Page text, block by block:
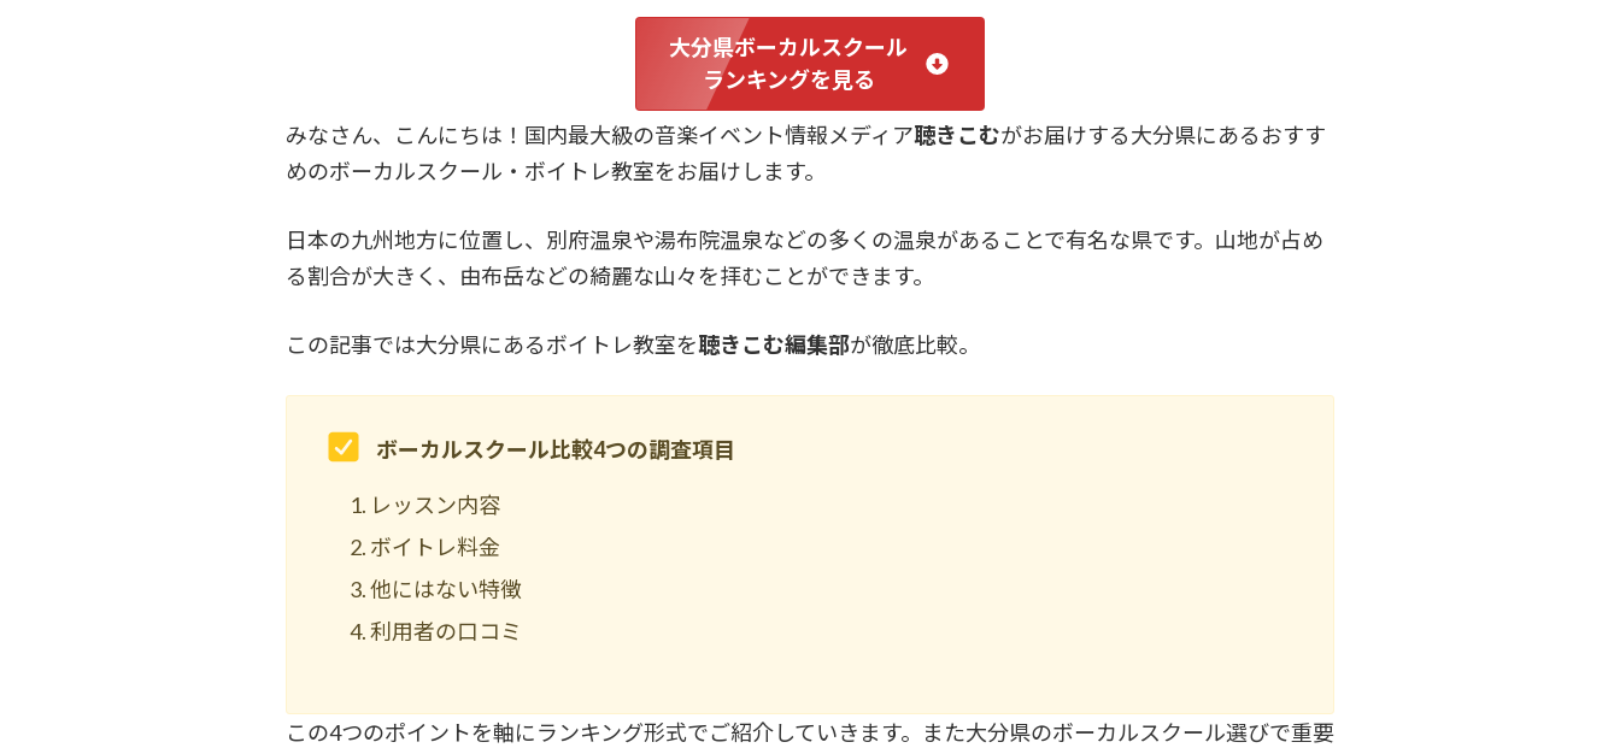
大分県ボーカルスクール
ランキングを見る
みなさん、こんにちは！国内最大級の音楽イベント情報メディア聴きこむがお届けする大分県にあるおすす
めのボーカルスクール・ボイトレ教室をお届けします。
日本の九州地方に位置し、別府温泉や湯布院温泉などの多くの温泉があることで有名な県です。山地が占め
る割合が大きく、由布岳などの綺麗な山々を拝むことができます。
この記事では大分県にあるボイトレ教室を聴きこむ編集部が徹底比較。
ボーカルスクール比較4つの調査項目
レッスン内容
ボイトレ料金
他にはない特徴
利用者の口コミ
この4つのポイントを軸にランキング形式でご紹介していきます。また大分県のボーカルスクール選びで重要